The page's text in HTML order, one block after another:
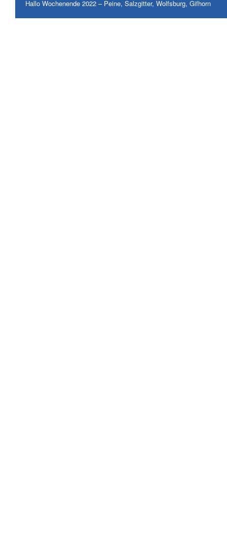
Hallo Wochenende 2022 – Peine, Salzgitter, Wolfsburg, Gifhorn